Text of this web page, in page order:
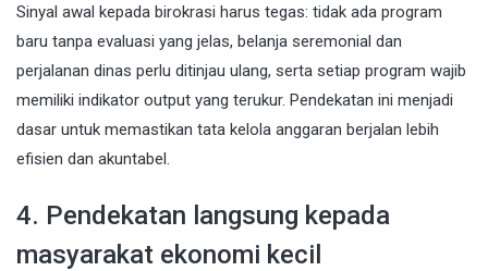
Sinyal awal kepada birokrasi harus tegas: tidak ada program
baru tanpa evaluasi yang jelas, belanja seremonial dan
perjalanan dinas perlu ditinjau ulang, serta setiap program wajib
memiliki indikator output yang terukur. Pendekatan ini menjadi
dasar untuk memastikan tata kelola anggaran berjalan lebih
efisien dan akuntabel.
4. Pendekatan langsung kepada
masyarakat ekonomi kecil